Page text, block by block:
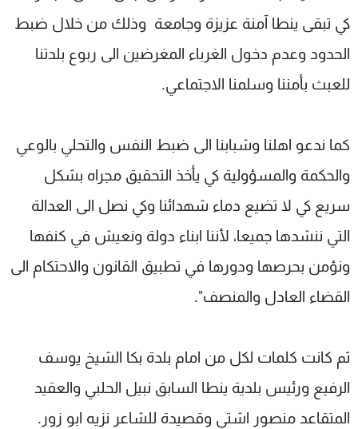
كي تبقى ينطا آمنة عزيزة وجامعة وذلك من خلال ضبط
الحدود وعدم دخول الغرباء المغرضين الى ربوع بلدتنا
للعبث بأمننا وسلمنا الاجتماعي.
كما ندعو اهلنا وشبابنا الى ضبط النفس والتحلي بالوعي
والحكمة والمسؤولية كي يأخذ التحقيق مجراه بشكل
سريع كي لا تضيع دماء شهدائنا وكي نصل الى العدالة
التي ننشدها جميعا، لأننا ابناء دولة ونعيش في كنفها
ونؤمن بحرصها ودورها في تطبيق القانون والاحتكام الى
القضاء العادل والمنصف".
ثم كانت كلمات لكل من امام بلدة بكا الشيخ يوسف
الرفيع ورئيس بلدية ينطا السابق نبيل الحلبي والعقيد
المتقاعد منصور اشتي وقصيدة للشاعر نزيه ابو زور.